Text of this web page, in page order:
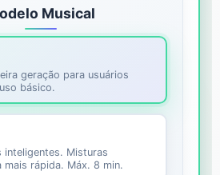
Musical
geração para usuários
básico.
inteligentes. Misturas
mais rápida. Máx. 8 min.